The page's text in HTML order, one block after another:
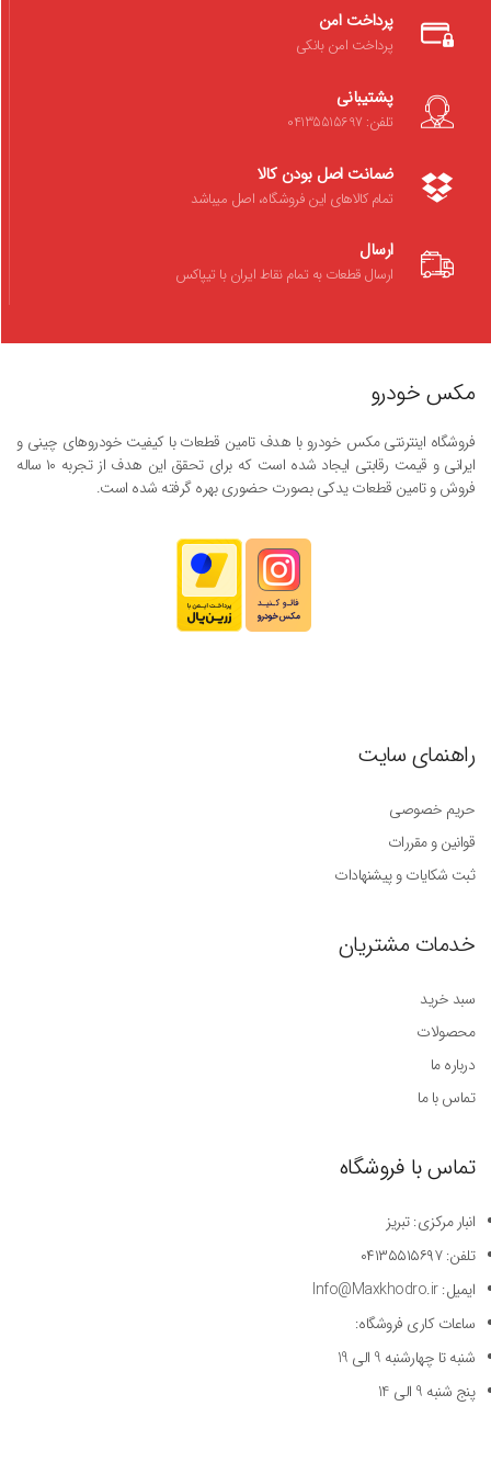
پرداخت امن
پرداخت امن بانکی
پشتیبانی
تلفن: 04135515697
ضمانت اصل بودن کالا
تمام کالاهای این فروشگاه، اصل میباشد
ارسال
ارسال قطعات به تمام نقاط ایران با تیپاکس
مکس خودرو
فروشگاه اینترنتی مکس خودرو با هدف تامین قطعات با کیفیت خودروهای چینی و
ایرانی و قیمت رقابتی ایجاد شده است که برای تحقق این هدف از تجربه ۱۰ ساله
فروش و تامین قطعات یدکی بصورت حضوری بهره گرفته شده است.
راهنمای سایت
حریم خصوصی
قوانین و مقررات
ثبت شکایات و پیشنهادات
خدمات مشتریان
سبد خرید
محصولات
درباره ما
تماس با ما
تماس با فروشگاه
انبار مرکزی: تبریز
تلفن: ۰۴۱۳۵۵۱۵۶۹۷
ایمیل: Info@Maxkhodro.ir
ساعات کاری فروشگاه:
شنبه تا چهارشنبه 9 الی 19
پنج شنبه 9 الی 14